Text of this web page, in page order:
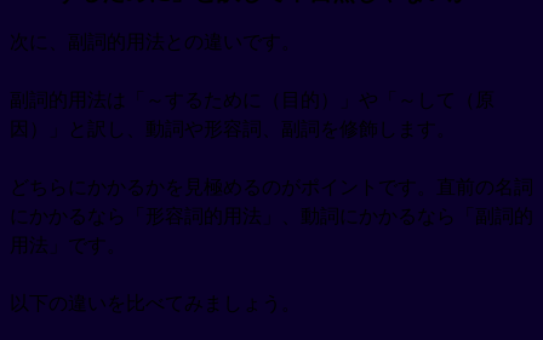
次に、副詞的用法との違いです。
副詞的用法は「～するために（目的）」や「～して（原
因）」と訳し、動詞や形容詞、副詞を修飾します。
どちらにかかるかを見極めるのがポイントです。直前の名詞
にかかるなら「形容詞的用法」、動詞にかかるなら「副詞的
用法」です。
以下の違いを比べてみましょう。